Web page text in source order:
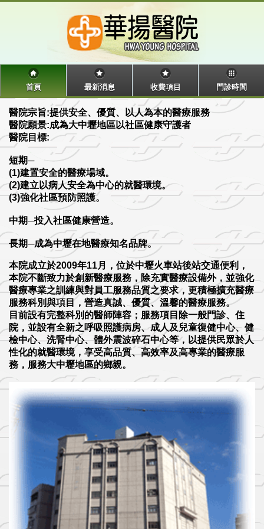
首頁 最新消息 收費項目 門診時間
醫院宗旨:提供安全、優質、以人為本的醫療服務
醫院願景:成為大中壢地區以社區健康守護者
醫院目標:
短期─
(1)建置安全的醫療場域。
(2)建立以病人安全為中心的就醫環境。
(3)強化社區預防照護。
中期─投入社區健康營造。
長期─成為中壢在地醫療知名品牌。
本院成立於2009年11月，位於中壢火車站後站交通便利，
本院不斷致力於創新醫療服務，除充實醫療設備外，並強化
醫療專業之訓練與對員工服務品質之要求，更積極擴充醫療
服務科別與項目，營造真誠、優質、溫馨的醫療服務。
目前設有完整科別的醫師陣容；服務項目除一般門診、住
院，並設有全新之呼吸照護病房、成人及兒童復健中心、健
檢中心、洗腎中心、體外震波碎石中心等，以提供民眾於人
性化的就醫環境，享受高品質、高效率及高專業的醫療服
務，服務大中壢地區的鄉親。